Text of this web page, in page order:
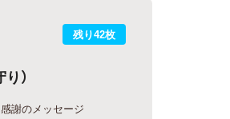
残り42枚
）
謝のメッセージ